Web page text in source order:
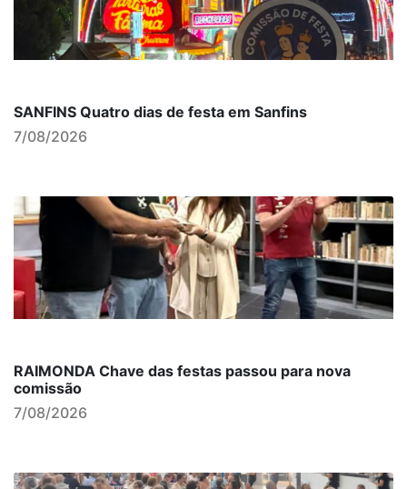
SANFINS Quatro dias de festa em Sanfins
7/08/2026
RAIMONDA Chave das festas passou para nova
comissão
7/08/2026